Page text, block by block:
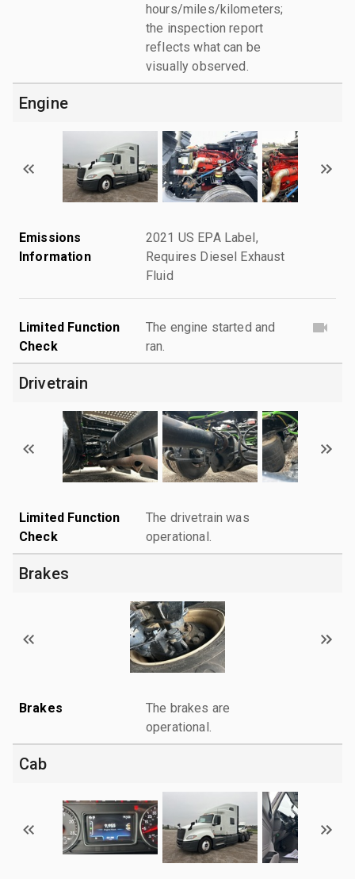
hours/miles/kilometers;
the inspection report
reflects what can be
visually observed.
Engine
Emissions
Information
2021 US EPA Label,
Requires Diesel Exhaust
Fluid
Limited Function
Check
The engine started and
ran.
Drivetrain
Limited Function
Check
The drivetrain was
operational.
Brakes
Brakes
The brakes are
operational.
Cab